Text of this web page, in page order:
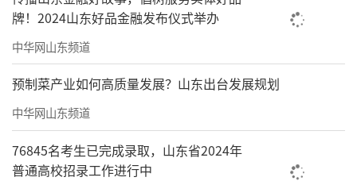
牌！2024山东好品金融发布仪式举办
中华网山东频道
预制菜产业如何高质量发展？山东出台发展规划
中华网山东频道
76845名考生已完成录取，山东省2024年
普通高校招录工作进行中